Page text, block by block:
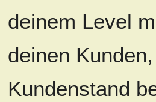
deinem Level
deinen
Kundenstand